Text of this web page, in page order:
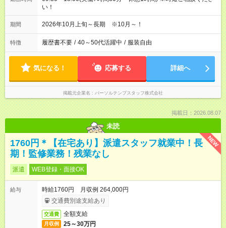
い！
期間 2026年10月上旬～長期 ※10月～！
特徴 履歴書不要 / 40～50代活躍中 / 服装自由
気になる！ 応募する 詳細へ
掲載元企業名 パーソルテンプスタッフ株式会社
掲載日：2026.08.07
未読
NEW
1760円＊【在宅あり】派遣スタッフ就業中！長
期！監修業務！残業なし
派遣 WEB登録・面接OK
給与
時給1760円 月収例 264,000円
交通費別途支給あり
交通費 全額支給
月収例 25～30万円